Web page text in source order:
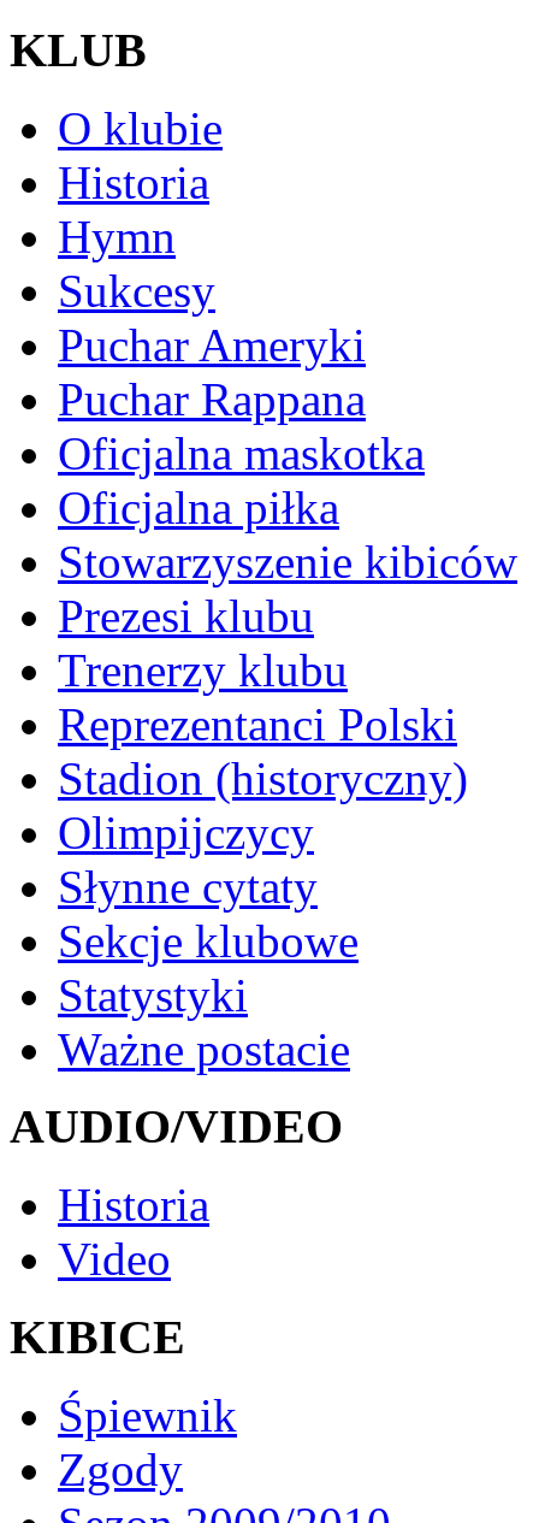
KLUB
O klubie
Historia
Hymn
Sukcesy
Puchar Ameryki
Puchar Rappana
Oficjalna maskotka
Oficjalna piłka
Stowarzyszenie kibiców
Prezesi klubu
Trenerzy klubu
Reprezentanci Polski
Stadion (historyczny)
Olimpijczycy
Słynne cytaty
Sekcje klubowe
Statystyki
Ważne postacie
AUDIO/VIDEO
Historia
Video
KIBICE
Śpiewnik
Zgody